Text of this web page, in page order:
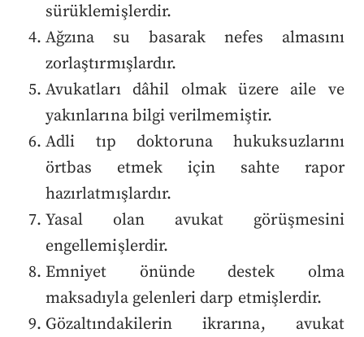
sürüklemişlerdir.
Ağzına su basarak nefes almasını
zorlaştırmışlardır.
Avukatları dâhil olmak üzere aile ve
yakınlarına bilgi verilmemiştir.
Adli tıp doktoruna hukuksuzlarını
örtbas etmek için sahte rapor
hazırlatmışlardır.
Yasal olan avukat görüşmesini
engellemişlerdir.
Emniyet önünde destek olma
maksadıyla gelenleri darp etmişlerdir.
Gözaltındakilerin ikrarına, avukat